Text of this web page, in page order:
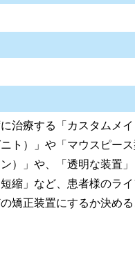
治療する「カスタムメ
ト）」や「マウスピー
）」や、「透明な装置
縮」など、患者様のラ
矯正装置にするか決め